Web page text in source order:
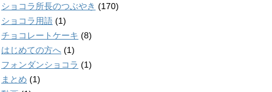
ショコラ所長のつぶやき (170)
ショコラ用語 (1)
チョコレートケーキ (8)
はじめての方へ (1)
フォンダンショコラ (1)
まとめ (1)